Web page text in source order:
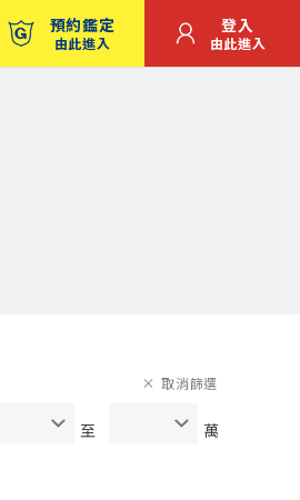
預約鑑定
由此進入
登入
由此進入
至 萬
取消篩選